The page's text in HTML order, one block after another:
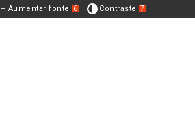
+ Aumentar fonte 6 Contraste 7